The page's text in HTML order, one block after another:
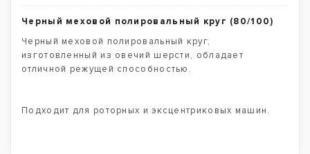
Черный меховой полировальный круг (80/100)
Черный меховой полировальный круг,
изготовленный из овечий шерсти, обладает
отличной режущей способностью.
Подходит для роторных и эксцентриковых машин.